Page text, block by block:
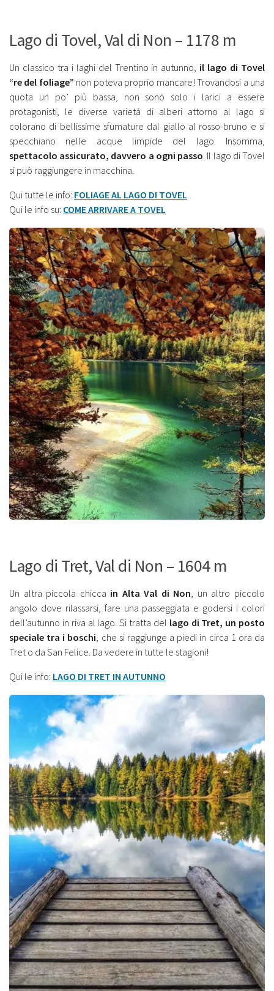
Lago di Tovel, Val di Non – 1178 m
Un classico tra i laghi del Trentino in autunno, il lago di Tovel
“re del foliage” non poteva proprio mancare! Trovandosi a una
quota un po’ più bassa, non sono solo i larici a essere
protagonisti, le diverse varietà di alberi attorno al lago si
colorano di bellissime sfumature dal giallo al rosso-bruno e si
specchiano nelle acque limpide del lago. Insomma,
spettacolo assicurato, davvero a ogni passo . Il lago di Tovel
si può raggiungere in macchina.
Qui tutte le info: FOLIAGE AL LAGO DI TOVEL
Qui le info su: COME ARRIVARE A TOVEL
Lago di Tret, Val di Non – 1604 m
Un altra piccola chicca in Alta Val di Non, un altro piccolo
angolo dove rilassarsi, fare una passeggiata e godersi i colori
dell’autunno in riva al lago. Si tratta del lago di Tret, un posto
speciale tra i boschi, che si raggiunge a piedi in circa 1 ora da
Tret o da San Felice. Da vedere in tutte le stagioni!
Qui le info: LAGO DI TRET IN AUTUNNO